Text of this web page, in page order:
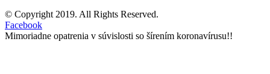
© Copyright 2019. All Rights Reserved.
Facebook
Mimoriadne opatrenia v súvislosti so šírením koronavírusu!!